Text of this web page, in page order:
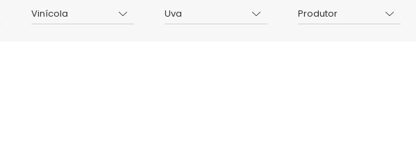
Vinícola Uva Produtor